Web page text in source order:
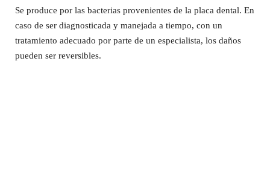
Se produce por las bacterias provenientes de la placa dental. En
caso de ser diagnosticada y manejada a tiempo, con un
tratamiento adecuado por parte de un especialista, los daños
pueden ser reversibles.